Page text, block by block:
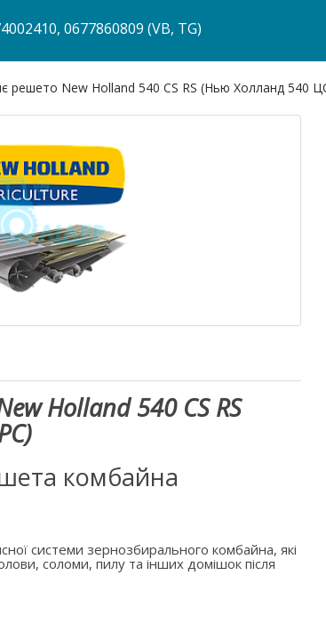
0677860809 (VB, TG)
решето New Holland 540 CS RS (Нью Холланд 540
Holland 540 CS RS
комбайна
системи зернозбирального комбайна, які
соломи, пилу та інших домішок після